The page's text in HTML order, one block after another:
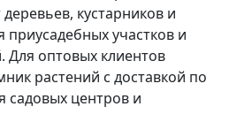
кустарников и
приусадебных участков и
Для оптовых клиентов
растений с доставкой по
садовых центров и